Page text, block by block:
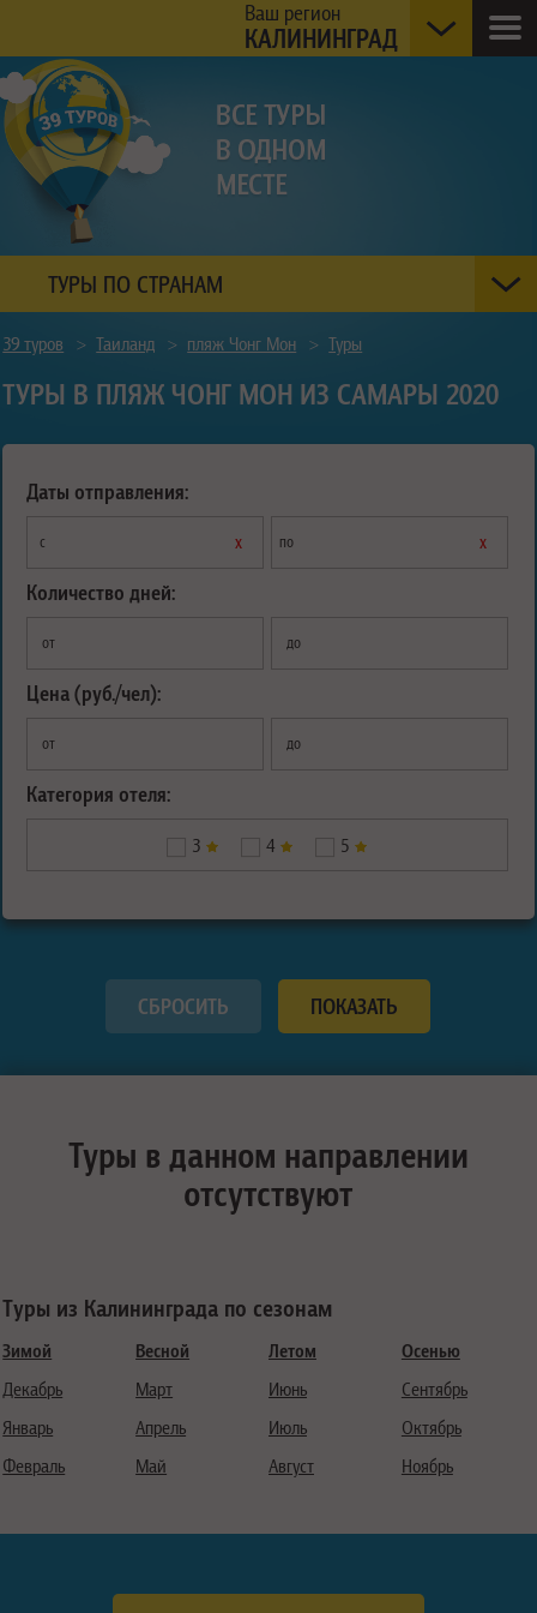
Ваш регион
КАЛИНИНГРАД
ТУРЫ ПО СТРАНАМ
39 туров > Таиланд > пляж Чонг Мон > Туры
ТУРЫ В ПЛЯЖ ЧОНГ МОН ИЗ САМАРЫ 2020
Даты отправления:
с х по х
Количество дней:
от до
Цена (руб./чел):
от до
Категория отеля:
3 4 5
Туры в данном направлении
отсутствуют
Туры из Калининграда по сезонам
Зимой
Декабрь
Январь
Февраль
Весной
Март
Апрель
Май
Летом
Июнь
Июль
Август
Осенью
Сентябрь
Октябрь
Ноябрь